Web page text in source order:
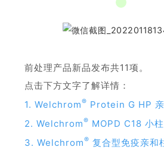
前处理产品新品发布共11项。
点击下方文字了解详情：
1. Welchrom® Protein G HP 亲
2. Welchrom® MOPD C18 小柱
3. Welchrom® 复合型免疫亲和